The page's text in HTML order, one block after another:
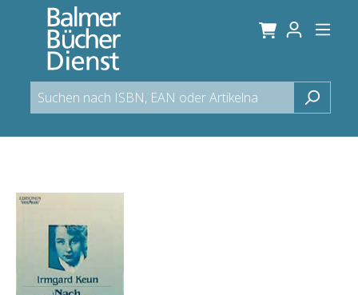
springen
Bildergalerie überspringen